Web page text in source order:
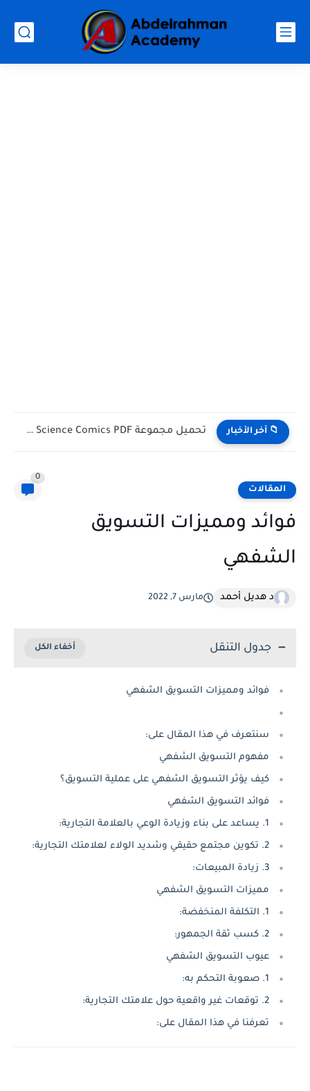
📁 آخر الأخبار تحميل مجموعة Science Comics PDF مجانا | أفضل القصص المصورة...
المقالات
0
فوائد ومميزات التسويق
الشفهي
د هديل أحمد مارس 7, 2022
جدول التنقل
فوائد ومميزات التسويق الشفهي
سنتعرف في هذا المقال على:
مفهوم التسويق الشفهي
كيف يؤثر التسويق الشفهي على عملية التسويق؟
فوائد التسويق الشفهي
1. يساعد على بناء وزيادة الوعي بالعلامة التجارية:
2. تكوين مجتمع حقيقي وشديد الولاء لعلامتك التجارية:
3. زيادة المبيعات:
مميزات التسويق الشفهي
1. التكلفة المنخفضة:
2. كسب ثقة الجمهور:
عيوب التسويق الشفهي
1. صعوبة التحكم به:
2. توقعات غير واقعية حول علامتك التجارية:
تعرفنا في هذا المقال على: